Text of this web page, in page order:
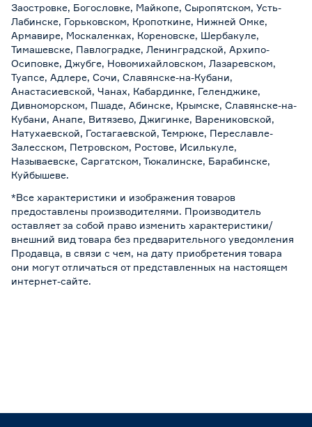
Заостровке, Богословке, Майкопе, Сыропятском, Усть-
Лабинске, Горьковском, Кропоткине, Нижней Омке,
Армавире, Москаленках, Кореновске, Шербакуле,
Тимашевске, Павлоградке, Ленинградской, Архипо-
Осиповке, Джубге, Новомихайловском, Лазаревском,
Туапсе, Адлере, Сочи, Славянске-на-Кубани,
Анастасиевской, Чанах, Кабардинке, Геленджике,
Дивноморском, Пшаде, Абинске, Крымске, Славянске-на-
Кубани, Анапе, Витязево, Джигинке, Варениковской,
Натухаевской, Гостагаевской, Темрюке, Переславле-
Залесском, Петровском, Ростове, Исилькуле,
Называевске, Саргатском, Тюкалинске, Барабинске,
Куйбышеве.
*Все характеристики и изображения товаров
предоставлены производителями. Производитель
оставляет за собой право изменить характеристики/
внешний вид товара без предварительного уведомления
Продавца, в связи с чем, на дату приобретения товара
они могут отличаться от представленных на настоящем
интернет-сайте.